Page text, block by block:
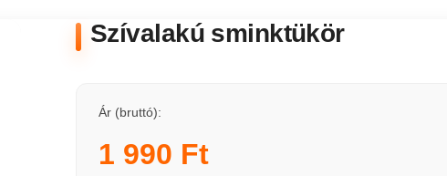
Szívalakú sminktükör
Ár (bruttó):
1 990 Ft